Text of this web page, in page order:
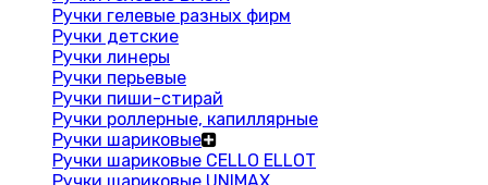
Ручки гелевые разных фирм
Ручки детские
Ручки линеры
Ручки перьевые
Ручки пиши-стирай
Ручки роллерные, капиллярные
Ручки шариковые
Ручки шариковые CELLO ELLOT